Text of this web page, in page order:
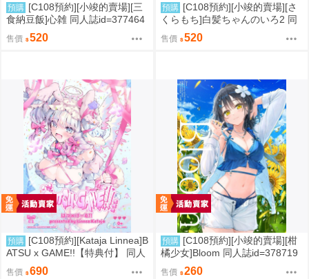
預購 [C108預約][小竣的賣場][三
食納豆飯]心雑 同人誌id=377464
售價 520
預購 [C108預約][小竣的賣場][さ
くらもち]白髪ちゃんのいろ2 同
人誌id=3784093
售價 520
預購 [C108預約][Kataja Linnea]B
ATSU x GAME!!【特典付】 同人
誌id=3787280
售價 690
預購 [C108預約][小竣的賣場][柑
橘少女]Bloom 同人誌id=378719
8
售價 260